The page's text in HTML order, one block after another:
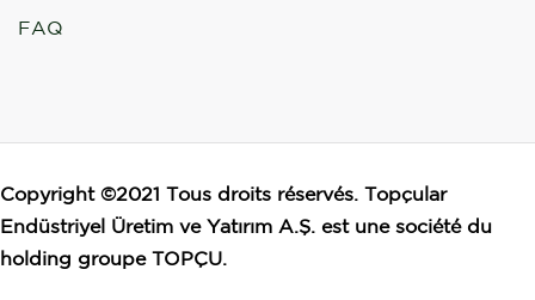
FAQ
Copyright ©2021 Tous droits réservés. Topçular
Endüstriyel Üretim ve Yatırım A.Ş. est une société du
holding groupe TOPÇU.